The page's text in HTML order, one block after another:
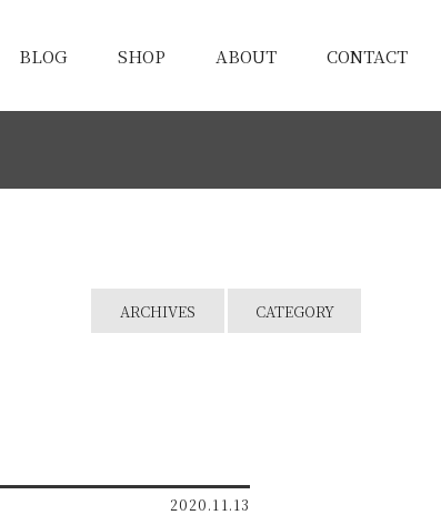
BLOG SHOP ABOUT CONTACT
CATEGORY
ARCHIVES
2020.11.13